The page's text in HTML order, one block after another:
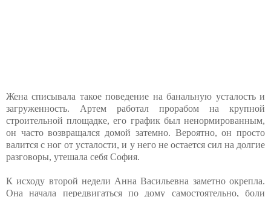
Жена списывала такое поведение на банальную усталость и
загруженность. Артем работал прорабом на крупной
строительной площадке, его график был ненормированным,
он часто возвращался домой затемно. Вероятно, он просто
валится с ног от усталости, и у него не остается сил на долгие
разговоры, утешала себя София.
К исходу второй недели Анна Васильевна заметно окрепла.
Она начала передвигаться по дому самостоятельно, боли